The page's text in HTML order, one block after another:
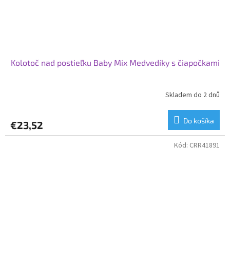
Kolotoč nad postieľku Baby Mix Medvedíky s čiapočkami
Skladem do 2 dnů
€23,52 Do košíka
Kód: CRR41891